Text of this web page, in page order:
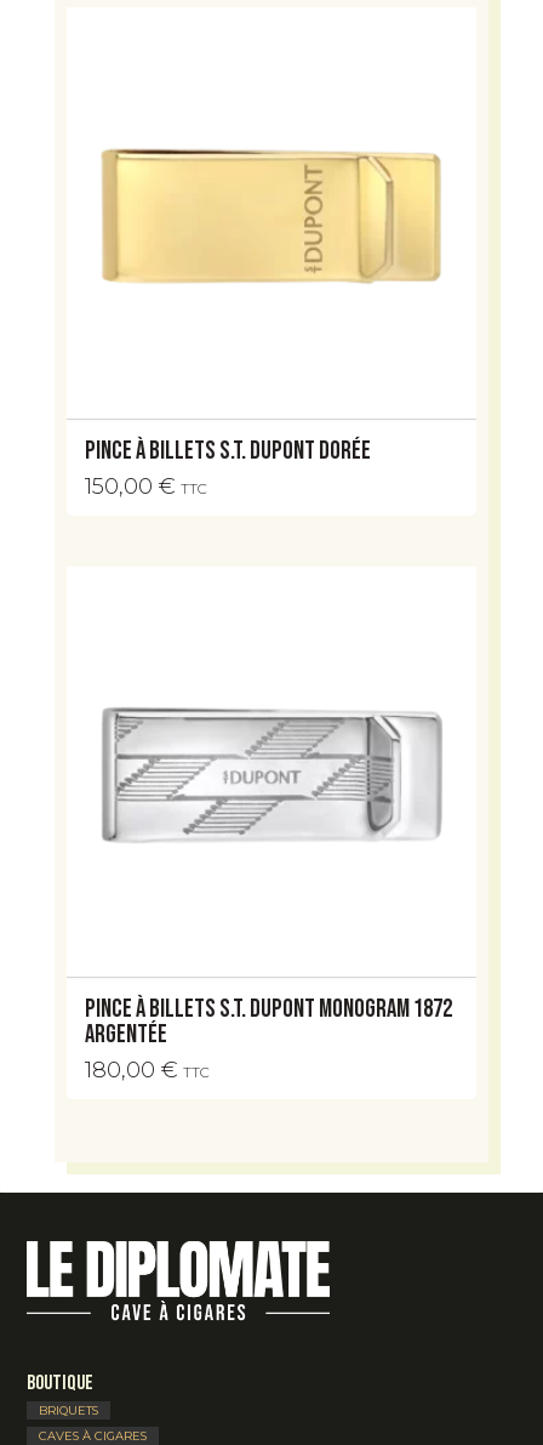
Pince à billets S.T. Dupont dorée
150,00 € TTC
Pince à billets S.T. Dupont Monogram 1872
argentée
180,00 € TTC
Boutique
BRIQUETS
CAVES À CIGARES